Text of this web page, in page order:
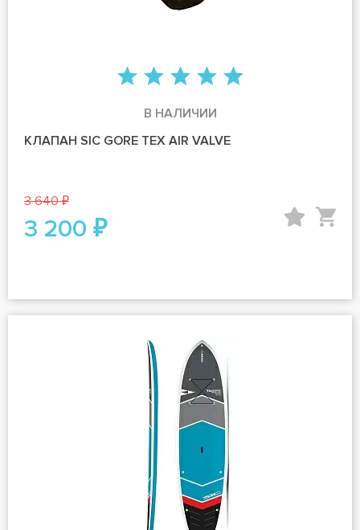
В НАЛИЧИИ
КЛАПАН SIC GORE TEX AIR VALVE
3 640 ₽
3 200 ₽